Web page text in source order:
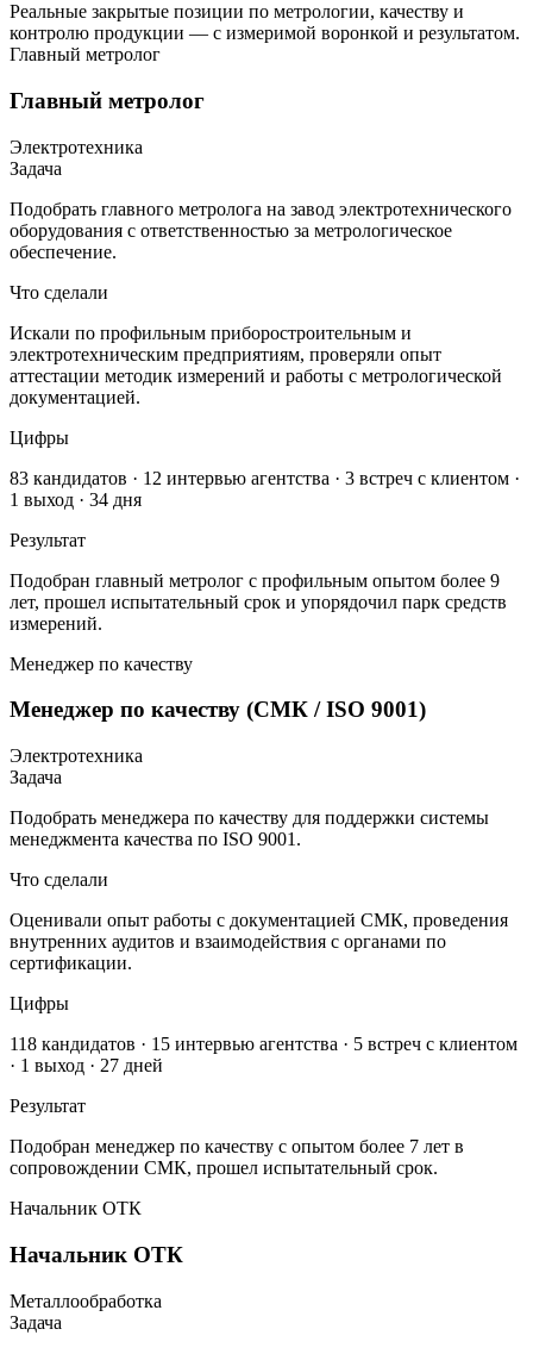
Реальные закрытые позиции по метрологии, качеству и
контролю продукции — с измеримой воронкой и результатом.
Главный метролог
Главный метролог
Электротехника
Задача
Подобрать главного метролога на завод электротехнического
оборудования с ответственностью за метрологическое
обеспечение.
Что сделали
Искали по профильным приборостроительным и
электротехническим предприятиям, проверяли опыт
аттестации методик измерений и работы с метрологической
документацией.
Цифры
83 кандидатов · 12 интервью агентства · 3 встреч с клиентом ·
1 выход · 34 дня
Результат
Подобран главный метролог с профильным опытом более 9
лет, прошел испытательный срок и упорядочил парк средств
измерений.
Менеджер по качеству
Менеджер по качеству (СМК / ISO 9001)
Электротехника
Задача
Подобрать менеджера по качеству для поддержки системы
менеджмента качества по ISO 9001.
Что сделали
Оценивали опыт работы с документацией СМК, проведения
внутренних аудитов и взаимодействия с органами по
сертификации.
Цифры
118 кандидатов · 15 интервью агентства · 5 встреч с клиентом
· 1 выход · 27 дней
Результат
Подобран менеджер по качеству с опытом более 7 лет в
сопровождении СМК, прошел испытательный срок.
Начальник ОТК
Начальник ОТК
Металлообработка
Задача